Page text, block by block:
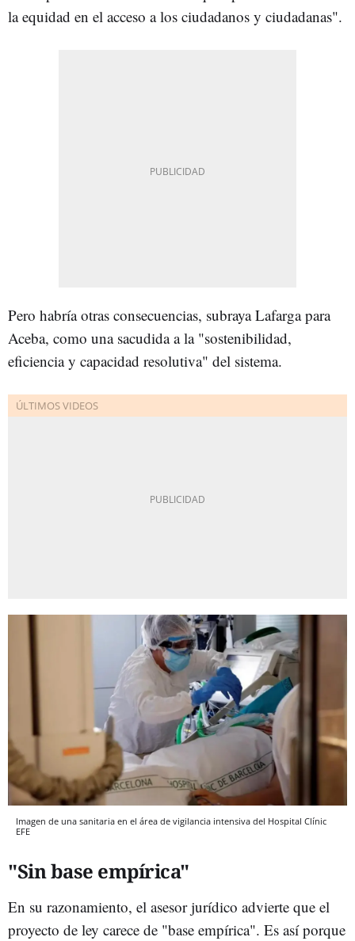
la equidad en el acceso a los ciudadanos y ciudadanas".
Pero habría otras consecuencias, subraya Lafarga para
Aceba, como una sacudida a la "sostenibilidad,
eficiencia y capacidad resolutiva" del sistema.
Imagen de una sanitaria en el área de vigilancia intensiva del Hospital Clínic
EFE
"Sin base empírica"
En su razonamiento, el asesor jurídico advierte que el
proyecto de ley carece de "base empírica". Es así porque